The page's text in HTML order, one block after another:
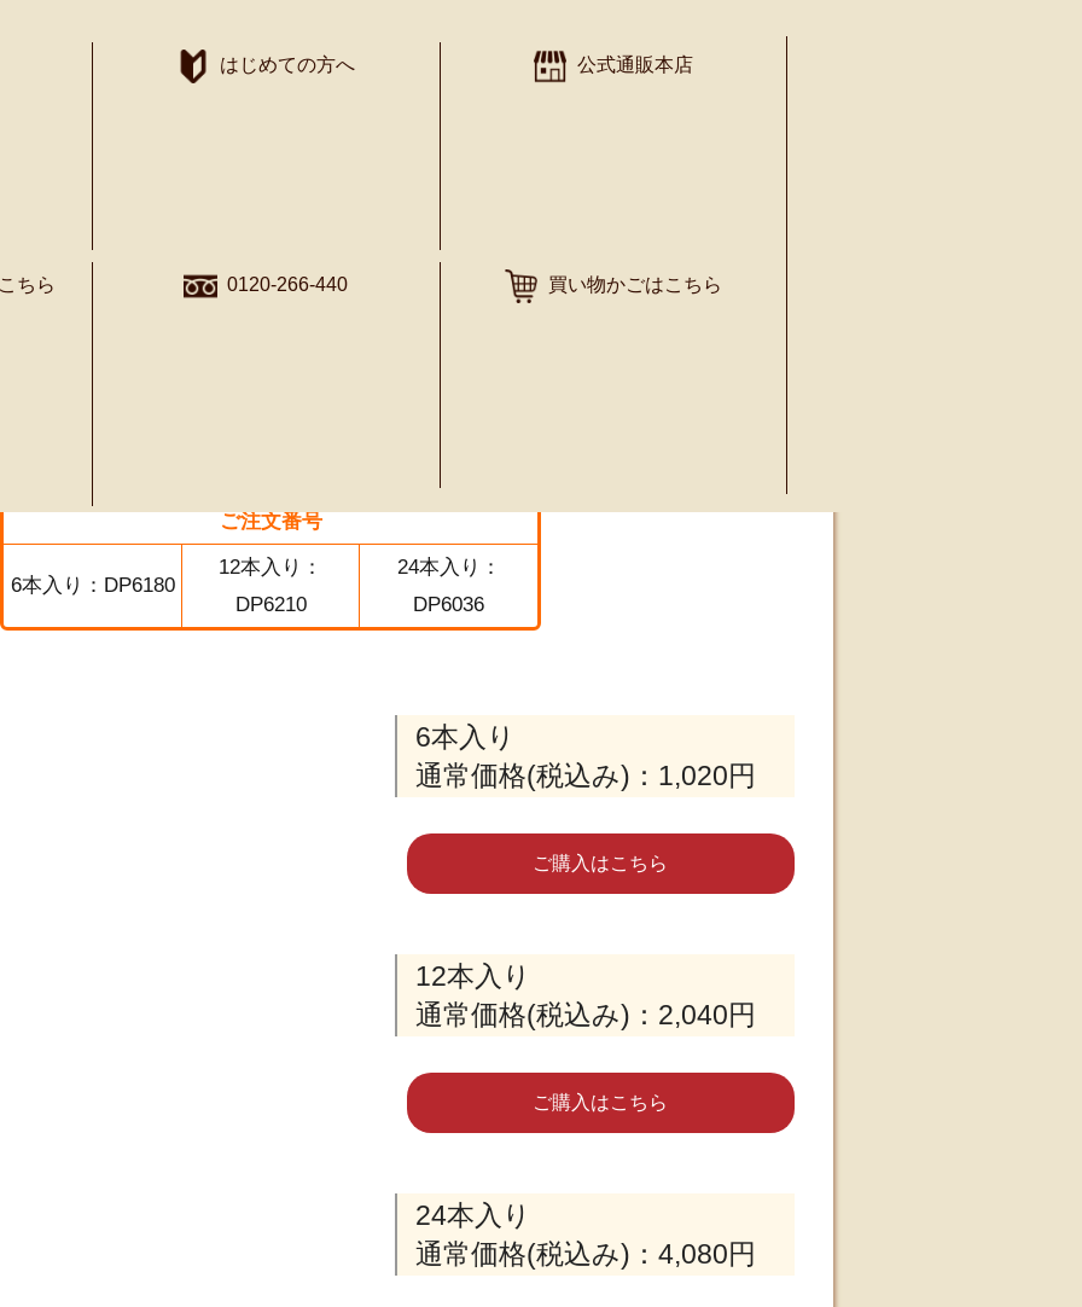
はじめての方へ 公式通販本店
ちら 0120-266-440 買い物かごはこちら
ご注文番号
6本入り：DP6180
12本入り：
DP6210
24本入り：
DP6036
6本入り
通常価格(税込み)：1,020円
ご購入はこちら
12本入り
通常価格(税込み)：2,040円
ご購入はこちら
24本入り
通常価格(税込み)：4,080円